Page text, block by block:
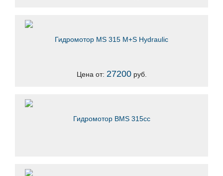
Гидромотор MS 315 M+S Hydraulic
Цена от: 27200руб.
Гидромотор BMS 315сс